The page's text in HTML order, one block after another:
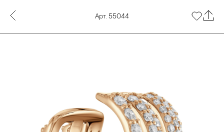
Арт. 55044